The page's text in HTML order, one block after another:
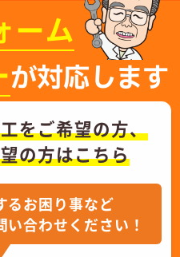
ーム
が対応します
をご希望の方、
の方はこちら
るお困り事など
合わせください！